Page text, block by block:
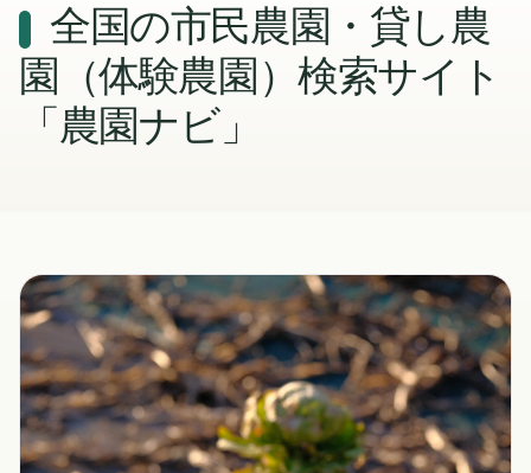
全国の市民農園・貸し農
園（体験農園）検索サイト
「農園ナビ」